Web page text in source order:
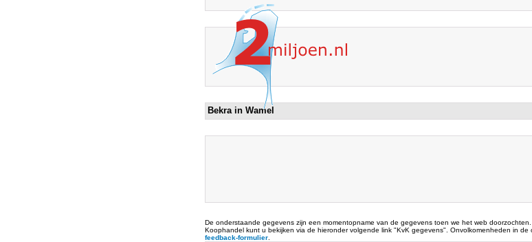
Bekra in Wamel
De onderstaande gegevens zijn een momentopname van de gegevens toen we het web
Koophandel kunt u bekijken via de hieronder volgende link "KvK gegevens". Onvolkomenheden in
feedback-formulier.